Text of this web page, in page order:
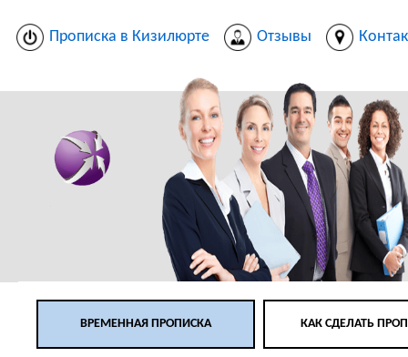
Прописка в Кизилюрте Отзывы
ВРЕМЕННАЯ ПРОПИСКА КАК СДЕЛАТЬ